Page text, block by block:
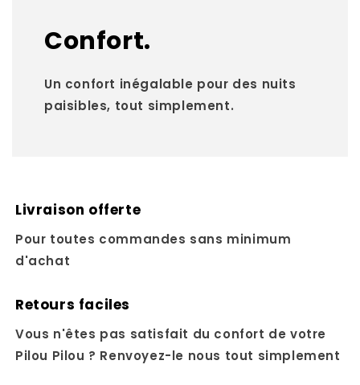
Confort.
Un confort inégalable pour des nuits
paisibles, tout simplement.
Livraison offerte
Pour toutes commandes sans minimum
d'achat
Retours faciles
Vous n'êtes pas satisfait du confort de votre
Pilou Pilou ? Renvoyez-le nous tout simplement